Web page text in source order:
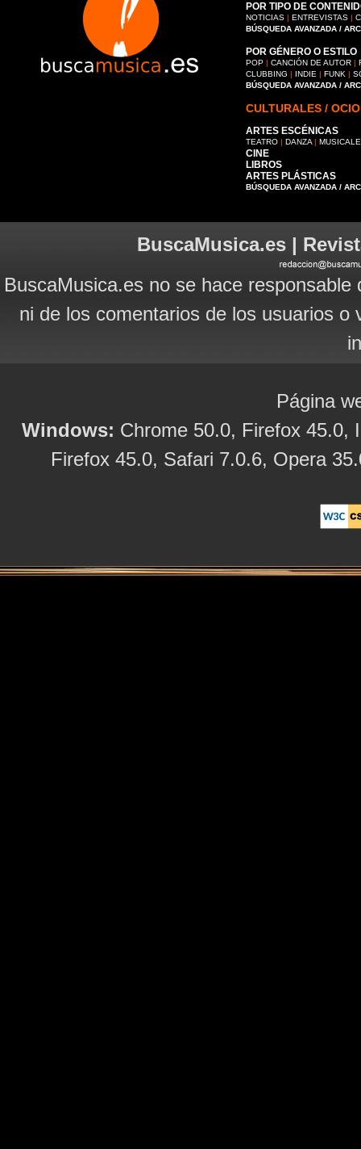
POR TIPO DE
NOTICIAS | ENTREVISTAS |
BÚSQUEDA AVANZADA /
POR GÉNERO O ESTILO
POP | CANCIÓN DE AUTOR |
CLUBBING | INDIE | FUNK |
BÚSQUEDA AVANZADA /
CULTURALES / OCIO
ARTES ESCÉNICAS
TEATRO | DANZA |
CINE
LIBROS
ARTES PLÁSTICAS
BÚSQUEDA AVANZADA /
BuscaMusica.es |
BuscaMusica.es no se hace
ni de los comentarios de los usuarios
Página
Windows: Chrome 50.0, Firefox 45.0,
Firefox 45.0, Safari 7.0.6, Opera